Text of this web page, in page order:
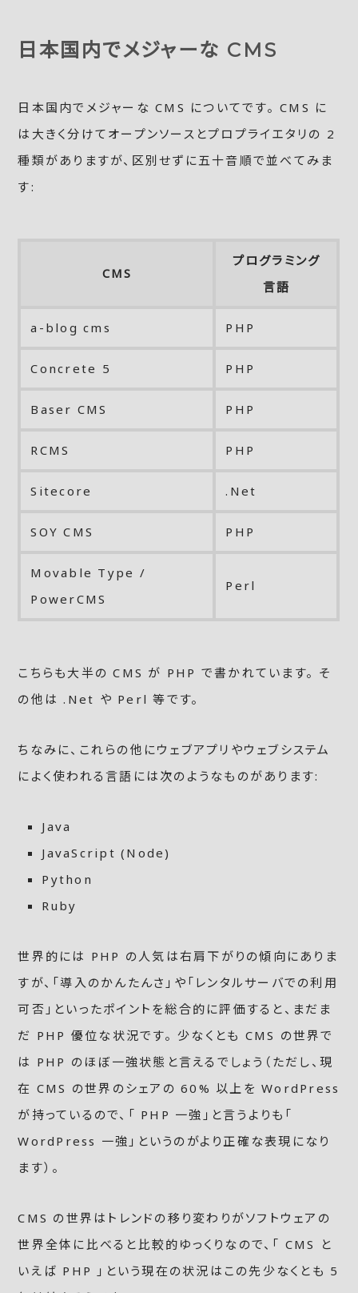
日本国内でメジャーな CMS
日本国内でメジャーな CMS についてです。 CMS に
は大きく分けてオープンソースとプロプライエタリの 2
種類がありますが、区別せずに五十音順で並べてみま
す:
CMS
プログラミング
言語
a-blog cms PHP
Concrete 5 PHP
Baser CMS PHP
RCMS PHP
Sitecore .Net
SOY CMS PHP
Movable Type /
PowerCMS
Perl
こちらも大半の CMS が PHP で書かれています。 そ
の他は .Net や Perl 等です。
ちなみに、これらの他にウェブアプリやウェブシステム
によく使われる言語には次のようなものがあります:
Java
JavaScript (Node)
Python
Ruby
世界的には PHP の人気は右肩下がりの傾向にありま
すが、「導入のかんたんさ」や「レンタルサーバでの利用
可否」といったポイントを総合的に評価すると、まだま
だ PHP 優位な状況です。 少なくとも CMS の世界で
は PHP のほぼ一強状態と言えるでしょう（ただし、現
在 CMS の世界のシェアの 60% 以上を WordPress
が持っているので、「 PHP 一強」と言うよりも「
WordPress 一強」というのがより正確な表現になり
ます）。
CMS の世界はトレンドの移り変わりがソフトウェアの
世界全体に比べると比較的ゆっくりなので、「 CMS と
いえば PHP 」という現在の状況はこの先少なくとも 5